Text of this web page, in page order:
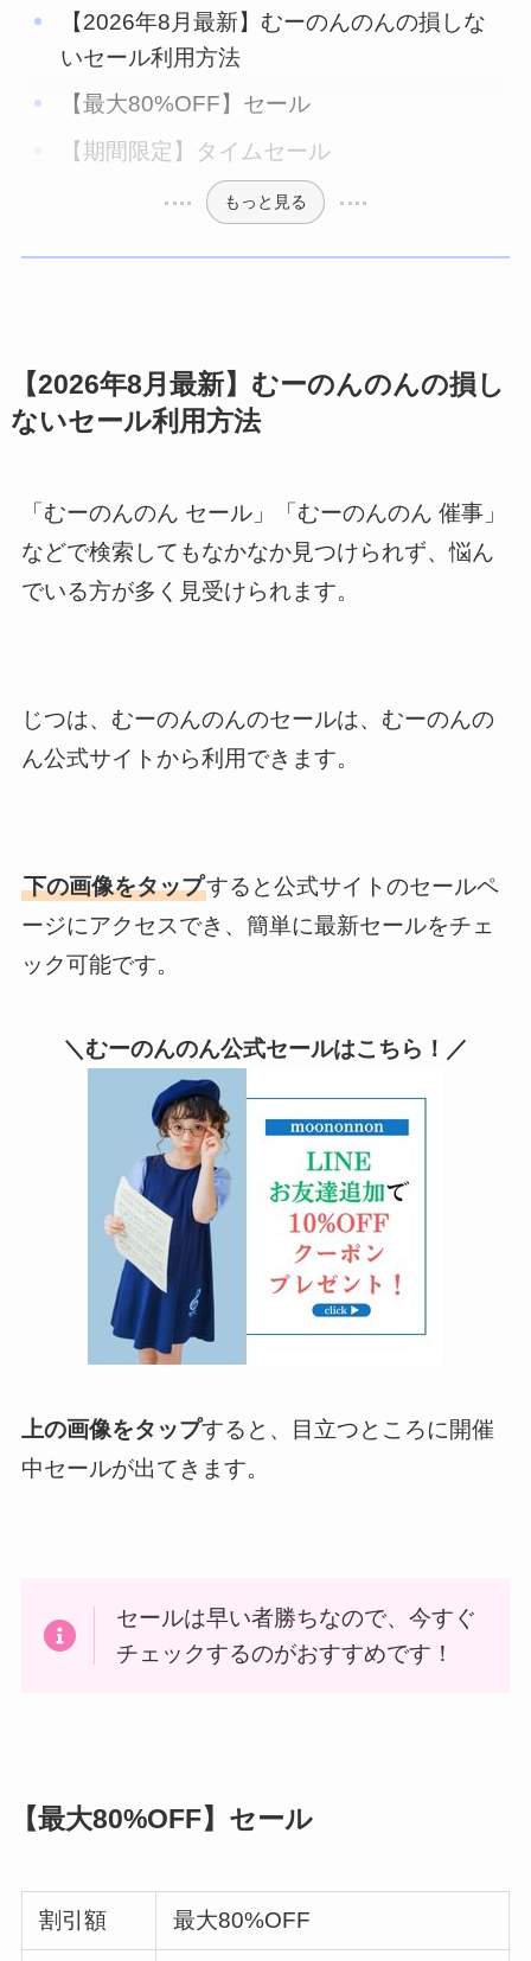
【2026年8月最新】むーのんのんの損しな
いセール利用方法
【最大80%OFF】セール
【期間限定】タイムセール
もっと見る
【2026年8月最新】むーのんのんの損し
ないセール利用方法
「むーのんのん セール」「むーのんのん 催事」
などで検索してもなかなか見つけられず、悩ん
でいる方が多く見受けられます。
じつは、むーのんのんのセールは、むーのんの
ん公式サイトから利用できます。
下の画像をタップすると公式サイトのセールペ
ージにアクセスでき、簡単に最新セールをチェ
ック可能です。
＼むーのんのん公式セールはこちら！／
上の画像をタップすると、目立つところに開催
中セールが出てきます。
セールは早い者勝ちなので、今すぐ
チェックするのがおすすめです！
【最大80%OFF】セール
割引額 最大80%OFF